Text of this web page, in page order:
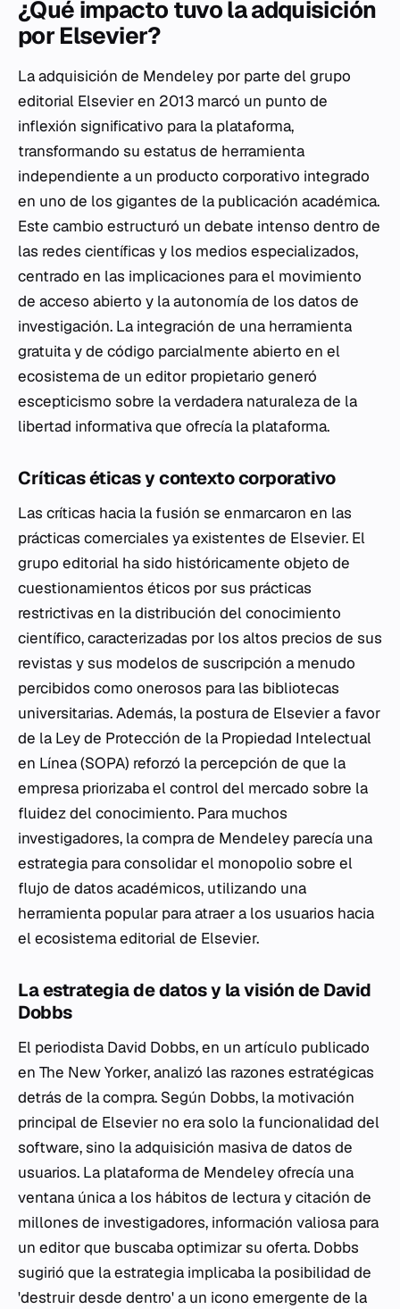
¿Qué impacto tuvo la adquisición
por Elsevier?
La adquisición de Mendeley por parte del grupo
editorial Elsevier en 2013 marcó un punto de
inflexión significativo para la plataforma,
transformando su estatus de herramienta
independiente a un producto corporativo integrado
en uno de los gigantes de la publicación académica.
Este cambio estructuró un debate intenso dentro de
las redes científicas y los medios especializados,
centrado en las implicaciones para el movimiento
de acceso abierto y la autonomía de los datos de
investigación. La integración de una herramienta
gratuita y de código parcialmente abierto en el
ecosistema de un editor propietario generó
escepticismo sobre la verdadera naturaleza de la
libertad informativa que ofrecía la plataforma.
Críticas éticas y contexto corporativo
Las críticas hacia la fusión se enmarcaron en las
prácticas comerciales ya existentes de Elsevier. El
grupo editorial ha sido históricamente objeto de
cuestionamientos éticos por sus prácticas
restrictivas en la distribución del conocimiento
científico, caracterizadas por los altos precios de sus
revistas y sus modelos de suscripción a menudo
percibidos como onerosos para las bibliotecas
universitarias. Además, la postura de Elsevier a favor
de la Ley de Protección de la Propiedad Intelectual
en Línea (SOPA) reforzó la percepción de que la
empresa priorizaba el control del mercado sobre la
fluidez del conocimiento. Para muchos
investigadores, la compra de Mendeley parecía una
estrategia para consolidar el monopolio sobre el
flujo de datos académicos, utilizando una
herramienta popular para atraer a los usuarios hacia
el ecosistema editorial de Elsevier.
La estrategia de datos y la visión de David
Dobbs
El periodista David Dobbs, en un artículo publicado
en The New Yorker, analizó las razones estratégicas
detrás de la compra. Según Dobbs, la motivación
principal de Elsevier no era solo la funcionalidad del
software, sino la adquisición masiva de datos de
usuarios. La plataforma de Mendeley ofrecía una
ventana única a los hábitos de lectura y citación de
millones de investigadores, información valiosa para
un editor que buscaba optimizar su oferta. Dobbs
sugirió que la estrategia implicaba la posibilidad de
'destruir desde dentro' a un icono emergente de la